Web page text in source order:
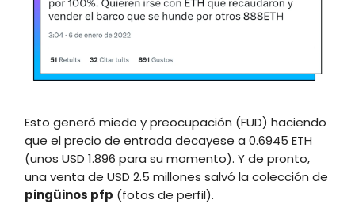
Esto generó miedo y preocupación (FUD) haciendo
que el precio de entrada decayese a 0.6945 ETH
(unos USD 1.896 para su momento). Y de pronto,
una venta de USD 2.5 millones salvó la colección de
pingüinos pfp (fotos de perfil).